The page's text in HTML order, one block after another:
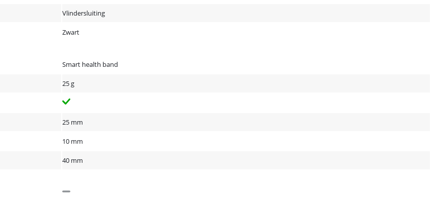
Vlindersluiting
Zwart
Smart health band
25 g
25 mm
10 mm
40 mm